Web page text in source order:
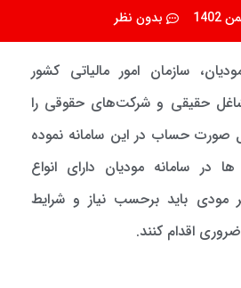
بدون نظر
سازمان امور مالیاتی کشور
حقیقی و شرکت‌های حقوقی را
صورت حساب در این سامانه نموده
سامانه مودیان دارای انواع
باید برحسب نیاز و شرایط
اقدام کنند.